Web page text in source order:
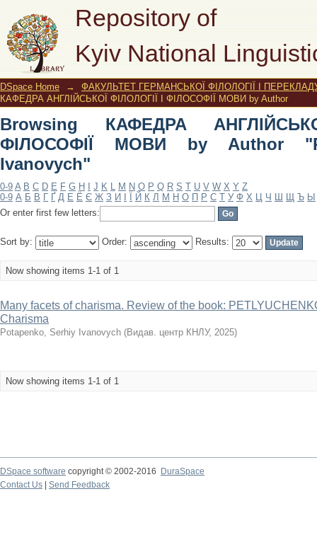
Repository of
Kyiv National
Browsing КАФЕДРА АНГЛІЙСЬКОЇ
"Potapenko, Serhiy Ivanovych"
DSpace Home →
ФАКУЛЬТЕТ ГЕРМАНСЬКОЇ ФІЛОЛОГІЇ І
КАФЕДРА АНГЛІЙСЬКОЇ ФІЛОЛОГІЇ І ФІЛОСОФІЇ МОВИ by Author
Browsing КАФЕДРА
ФІЛОСОФІЇ МОВИ by Author
Ivanovych"
0-9 A B C D E F G H J K L M N O P Q R S T U V W X Y Z
0-9 А Б В Г Ґ Д Е Ё Є Ж З И Й К Л М Н О П Р С Т У Ф Х Ц Ч Ш Щ Ъ Ы
Or enter first few letters:
Sort by: Order: Results:
Now showing items 1-1 of 1
Many facets of charisma. Review of the book:
Charisma
Potapenko, Serhiy Ivanovych (Видав. центр КНЛУ, 2025)
Now showing items 1-1 of 1
DSpace software copyright © 2002-2016
DuraSpace
Contact Us
Send Feedback